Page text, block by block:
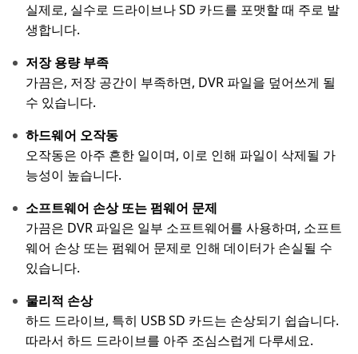
실제로, 실수로 드라이브나 SD 카드를 포맷할 때 주로 발
생합니다.
저장 용량 부족
가끔은, 저장 공간이 부족하면, DVR 파일을 덮어쓰게 될
수 있습니다.
하드웨어 오작동
오작동은 아주 흔한 일이며, 이로 인해 파일이 삭제될 가
능성이 높습니다.
소프트웨어 손상 또는 펌웨어 문제
가끔은 DVR 파일은 일부 소프트웨어를 사용하며, 소프트
웨어 손상 또는 펌웨어 문제로 인해 데이터가 손실될 수
있습니다.
물리적 손상
하드 드라이브, 특히 USB SD 카드는 손상되기 쉽습니다.
따라서 하드 드라이브를 아주 조심스럽게 다루세요.